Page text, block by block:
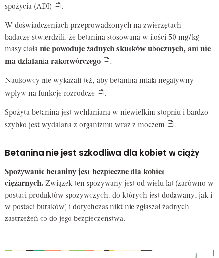
spożycia (ADI) .
W doświadczeniach przeprowadzonych na zwierzętach
badacze stwierdzili, że betanina stosowana w ilości 50 mg/kg
masy ciała nie powoduje żadnych skutków ubocznych, ani nie
ma działania rakotwórczego
.
Naukowcy nie wykazali też, aby betanina miała negatywny
wpływ na funkcje rozrodcze
.
Spożyta betanina jest wchłaniana w niewielkim stopniu i bardzo
szybko jest wydalana z organizmu wraz z moczem
.
Betanina nie jest szkodliwa dla kobiet w ciąży
Spożywanie betaniny jest bezpieczne dla kobiet
ciężarnych. Związek ten spożywany jest od wielu lat (zarówno w
postaci produktów spożywczych, do których jest dodawany, jak i
w postaci buraków) i dotychczas nikt nie zgłaszał żadnych
zastrzeżeń co do jego bezpieczeństwa.